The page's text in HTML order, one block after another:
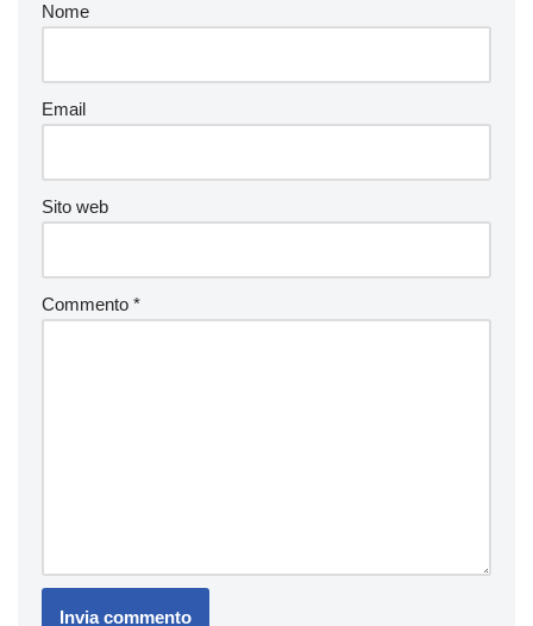
Nome
Email
Sito web
Commento *